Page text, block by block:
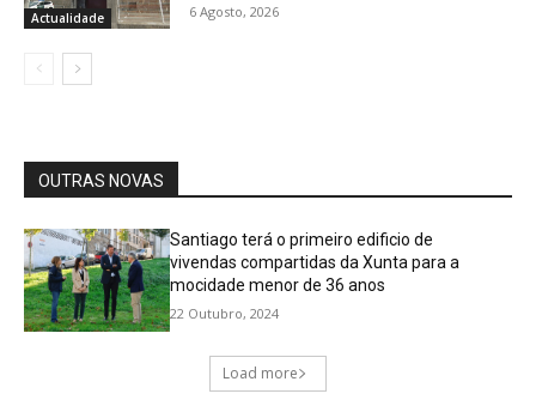
Actualidade 6 Agosto, 2026
OUTRAS NOVAS
Santiago terá o primeiro edificio de
vivendas compartidas da Xunta para a
mocidade menor de 36 anos
22 Outubro, 2024
Load more